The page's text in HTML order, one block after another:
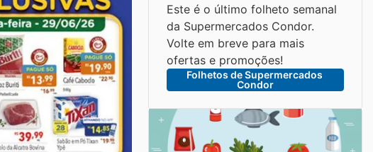
Este é o último folheto semanal
da Supermercados Condor.
Volte em breve para mais
ofertas e promoções!
Folhetos de Supermercados
Condor